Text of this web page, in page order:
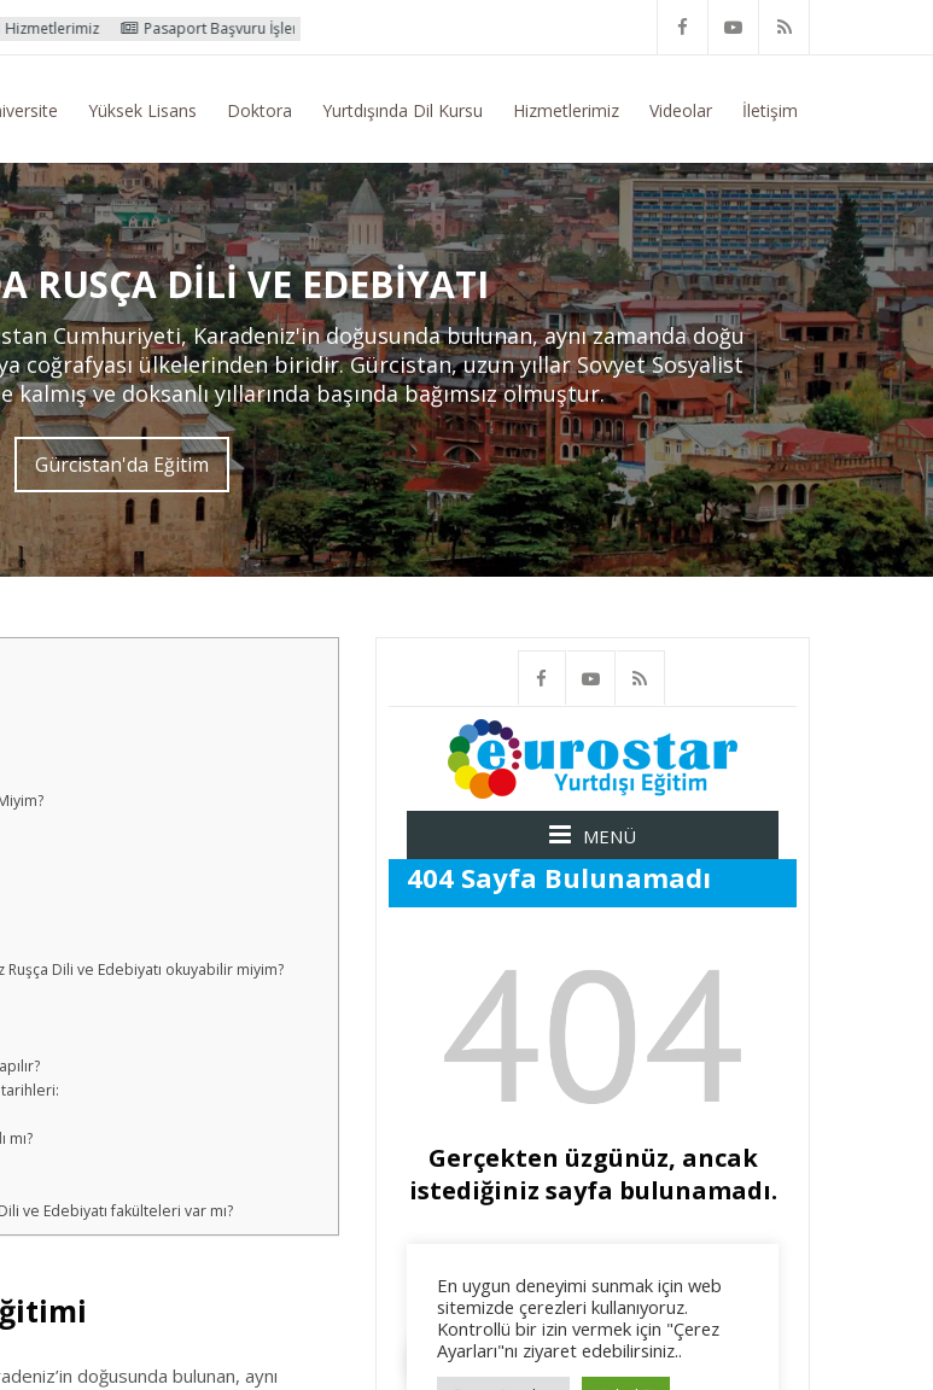
Pasaport Başvuru İşlemleri Yurtdışı Eğitim Konusunda Genel Bilgi Talep Ediyorum
Yüksek Lisans Doktora Yurtdışında Dil Kursu Hizmetlerimiz Videolar İletişim
RUSÇA DILI VE EDEBIYATI
Cumhuriyeti, Karadeniz'in doğusunda bulunan, aynı zamanda doğu
coğrafyası ülkelerinden biridir. Gürcistan, uzun yıllar Sovyet Sosyalist
ve doksanlı yıllarında başında bağımsız olmuştur.
Gürcistan'da Eğitim
Dili ve Edebiyatı okuyabilir miyim?
tarihleri:
mı?
ve Edebiyatı fakülteleri var mı?
doğusunda bulunan, aynı